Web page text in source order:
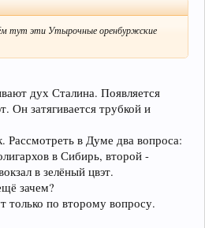
тут эти Утырочные оренбуржские
дух Сталина. Появляется
Он затягивается трубкой и
Рассмотреть в Думе два вопроса:
в Сибирь, второй -
в зелёный цвэт.
зачем?
только по второму вопросу.